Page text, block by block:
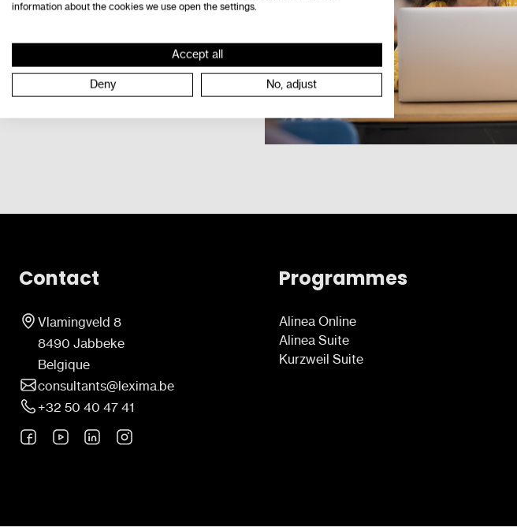
Contact
Vlamingveld 8
8490 Jabbeke
Belgique
consultants@lexima.be
+32 50 40 47 41
Programmes
Alinea Online
Alinea Suite
Kurzweil Suite
information about the cookies we use open the settings.
Accept all
Deny No, adjust